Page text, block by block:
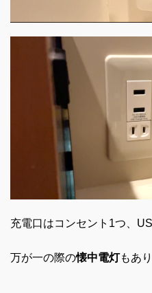
充電口はコンセント1つ、
万が一の際の懐中電灯もあ